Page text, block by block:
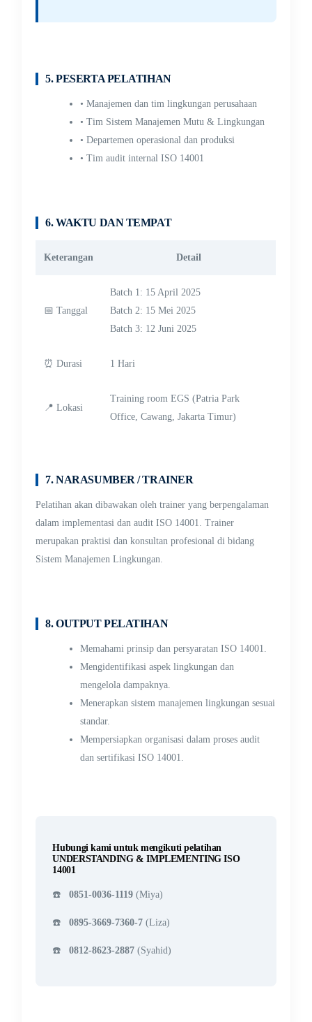
5. PESERTA PELATIHAN
• Manajemen dan tim lingkungan perusahaan
• Tim Sistem Manajemen Mutu & Lingkungan
• Departemen operasional dan produksi
• Tim audit internal ISO 14001
6. WAKTU DAN TEMPAT
Keterangan Detail
📅 Tanggal
Batch 1: 15 April 2025
Batch 2: 15 Mei 2025
Batch 3: 12 Juni 2025
⏰ Durasi 1 Hari
📍 Lokasi
Training room EGS (Patria Park
Office, Cawang, Jakarta Timur)
7. NARASUMBER / TRAINER
Pelatihan akan dibawakan oleh trainer yang berpengalaman
dalam implementasi dan audit ISO 14001. Trainer
merupakan praktisi dan konsultan profesional di bidang
Sistem Manajemen Lingkungan.
8. OUTPUT PELATIHAN
Memahami prinsip dan persyaratan ISO 14001.
Mengidentifikasi aspek lingkungan dan
mengelola dampaknya.
Menerapkan sistem manajemen lingkungan sesuai
standar.
Mempersiapkan organisasi dalam proses audit
dan sertifikasi ISO 14001.
Hubungi kami untuk mengikuti pelatihan
UNDERSTANDING & IMPLEMENTING ISO
14001
☎️ 0851-0036-1119 (Miya)
☎️ 0895-3669-7360-7 (Liza)
☎️ 0812-8623-2887 (Syahid)